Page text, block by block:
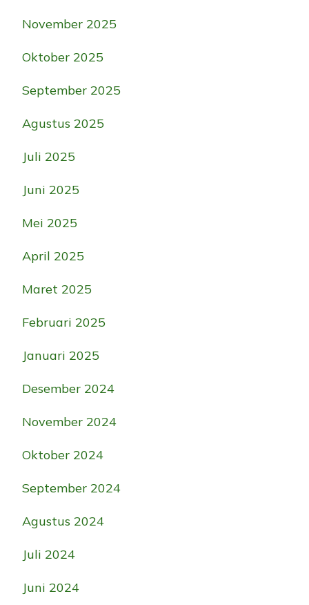
November 2025
Oktober 2025
September 2025
Agustus 2025
Juli 2025
Juni 2025
Mei 2025
April 2025
Maret 2025
Februari 2025
Januari 2025
Desember 2024
November 2024
Oktober 2024
September 2024
Agustus 2024
Juli 2024
Juni 2024